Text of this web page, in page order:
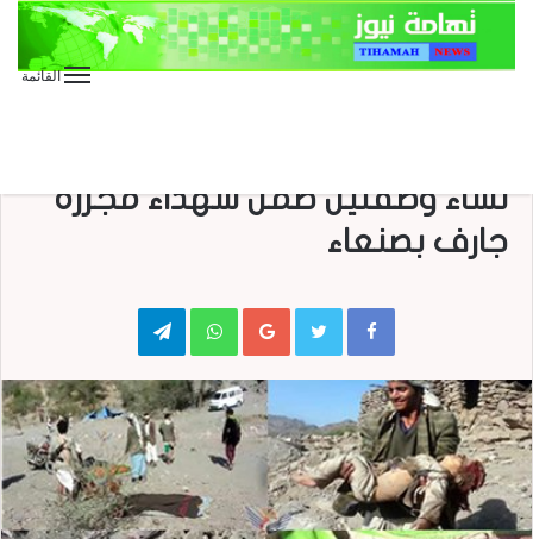
القائمة
نساء وطفلين ضمن شهداء مجزرة
جارف بصنعاء
Google+
WhatsApp
Telegram